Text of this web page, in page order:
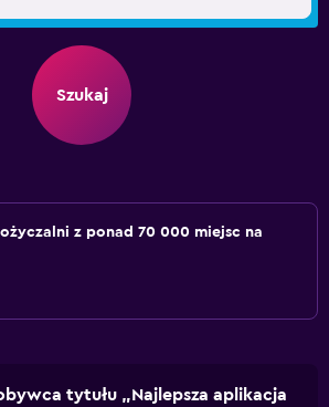
Szukaj
z ponad 70 000 miejsc na
tytułu „Najlepsza aplikacja